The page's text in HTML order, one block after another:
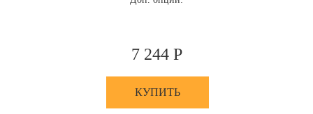
7 244 Р
КУПИТЬ